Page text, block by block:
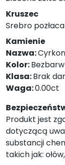
Kruszec
Srebro
Kamienie
Nazwa:
Kolor:
Klasa:Brak
Waga:0.00ct
Produkt jest
dotyczącą
substancji
takich jak: